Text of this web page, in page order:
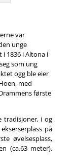
var
unge
1836 i Altona i
som ung
ogg ble eier
med
første
tradisjoner, i og
på
øvelsesplass,
(ca.63 meter).